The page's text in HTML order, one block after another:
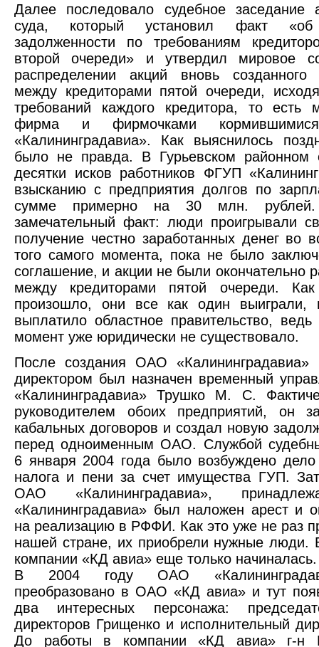
Далее последовало судебное заседание
суда, который установил факт «об
задолженности по требованиям
второй очереди» и утвердил мировое
распределении акций вновь созданного
между кредиторами пятой очереди,
требований каждого кредитора, то есть
фирма и фирмочками
«Калининградавиа». Как выяснилось
было не правда. В Гурьевском районном
десятки исков работников ФГУП
взысканию с предприятия долгов по
сумме примерно на 30 млн.
замечательный факт: люди проигрывали
получение честно заработанных денег во
того самого момента, пока не было
соглашение, и акции не были окончательно
между кредиторами пятой очереди.
произошло, они все как один выиграли,
выплатило областное правительство,
момент уже юридически не существовало.
После создания ОАО «Калининградавиа»
директором был назначен временный
«Калининградавиа» Трушко М. С.
руководителем обоих предприятий, он
кабальных договоров и создал новую
перед одноименным ОАО. Службой
6 января 2004 года было возбуждено
налога и пени за счет имущества ГУП.
ОАО «Калининградавиа»,
«Калининградавиа» был наложен арест и
на реализацию в РФФИ. Как это уже не раз
нашей стране, их приобрели нужные люди.
компании «КД авиа» еще только начиналась.
В 2004 году ОАО
преобразовано в ОАО «КД авиа» и тут
два интересных персонажа:
директоров Грищенко и исполнительный
До работы в компании «КД авиа» г-н